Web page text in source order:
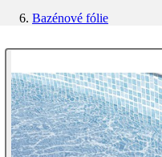
Bazénové fólie